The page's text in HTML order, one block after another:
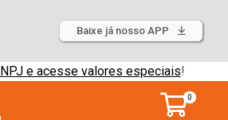
Baixe já nosso APP
e acesse valores especiais!
0